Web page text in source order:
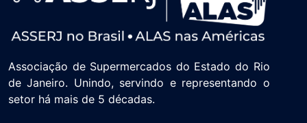
Associação de Supermercados do Estado do Rio
de Janeiro. Unindo, servindo e representando o
setor há mais de 5 décadas.